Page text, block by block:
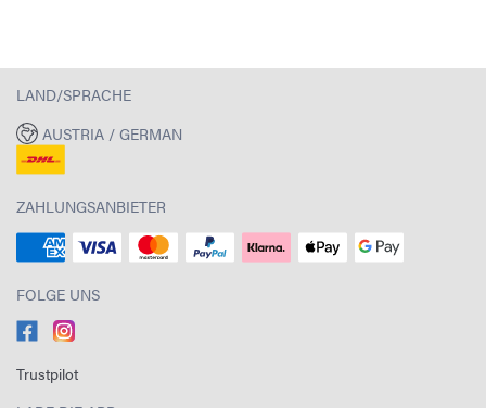
LAND/SPRACHE
AUSTRIA / GERMAN
ZAHLUNGSANBIETER
FOLGE UNS
Trustpilot